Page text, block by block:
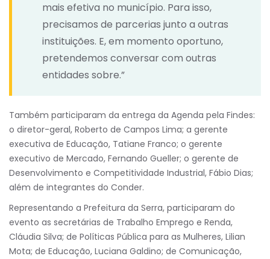
mais efetiva no município. Para isso,
precisamos de parcerias junto a outras
instituições. E, em momento oportuno,
pretendemos conversar com outras
entidades sobre.”
Também participaram da entrega da Agenda pela Findes:
o diretor-geral, Roberto de Campos Lima; a gerente
executiva de Educação, Tatiane Franco; o gerente
executivo de Mercado, Fernando Gueller; o gerente de
Desenvolvimento e Competitividade Industrial, Fábio Dias;
além de integrantes do Conder.
Representando a Prefeitura da Serra, participaram do
evento as secretárias de Trabalho Emprego e Renda,
Cláudia Silva; de Políticas Pública para as Mulheres, Lilian
Mota; de Educação, Luciana Galdino; de Comunicação,